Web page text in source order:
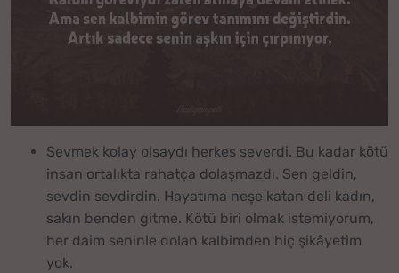
Sevmek kolay olsaydı herkes severdi. Bu kadar kötü
insan ortalıkta rahatça dolaşmazdı. Sen geldin,
sevdin sevdirdin. Hayatıma neşe katan deli kadın,
sakın benden gitme. Kötü biri olmak istemiyorum,
her daim seninle dolan kalbimden hiç şikâyetim
yok.